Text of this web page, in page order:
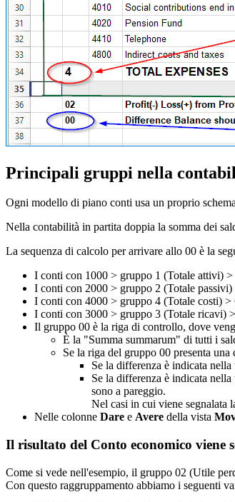
Principali gruppi nella
Ogni modello di piano conti usa un proprio
Nella contabilità in partita doppia la somma dei
La sequenza di calcolo per arrivare allo 00 è la
I conti con 1000 > gruppo 1 (Totale attivi)
I conti con 2000 > gruppo 2 (Totale
I conti con 4000 > gruppo 4 (Totale costi)
I conti con 3000 > gruppo 3 (Totale ricavi)
Il gruppo 00 è la riga di controllo, dove
È la "Summa summarum" di tutti i
Se la riga del gruppo 00 presenta
Se la differenza è indicata
Se la differenza è indicata
sono a pareggio.
Nel casi in cui viene segnalata
Nelle colonne Dare e Avere della vista
Il risultato del Conto economico viene
Come si vede nell'esempio, il gruppo 02 (Utile
Con questo raggruppamento abbiamo i seguenti